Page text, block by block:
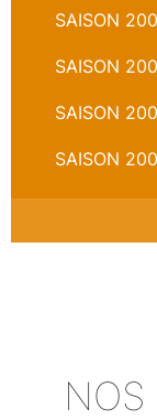
SAISON
SAISON
SAISON
SAISON
NOS